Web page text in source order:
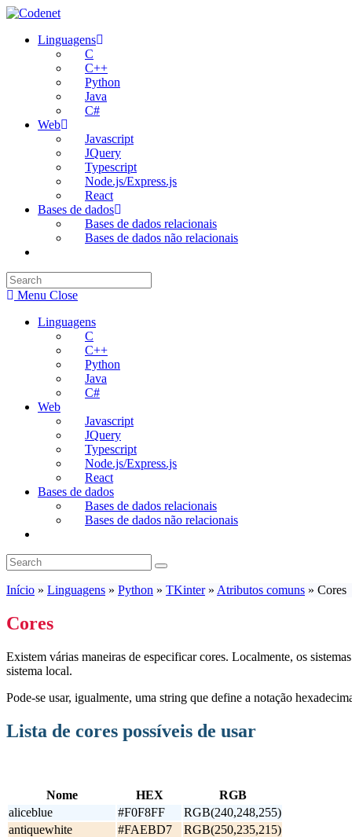
Skip
contentLinguagens
C
C++
Python
Java
C#
Web
Javascript
JQuery
Typescript
Node.js/Express.js
React
Bases de dados
Bases de dados relacionais
Bases de dados não relacionais
search
Menu Close
Linguagens
C
C++
Python
Java
C#
Web
Javascript
JQuery
Typescript
Node.js/Express.js
React
Bases de dados
Bases de dados relacionais
Bases de dados não relacionais
search
Início » Linguagens » Python » TKinter» Atributos comuns » Cores
Cores
Existem várias maneiras de especificar cores. Localmente, os
sistema local.
Pode-se usar, igualmente, uma string que define a notação
Lista de cores possíveis de usar
Nome HEX
RGB
aliceblue
#F0F8FF
RGB(240,248,255)
antiquewhite
#FAEBD7
RGB(250,235,215)